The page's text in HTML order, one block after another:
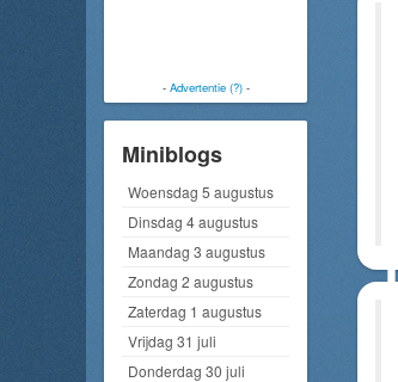
- Advertentie (?)-
Miniblogs
Woensdag 5 augustus
Dinsdag 4 augustus
Maandag 3 augustus
Zondag 2 augustus
Zaterdag 1 augustus
Vrijdag 31 juli
Donderdag 30 juli